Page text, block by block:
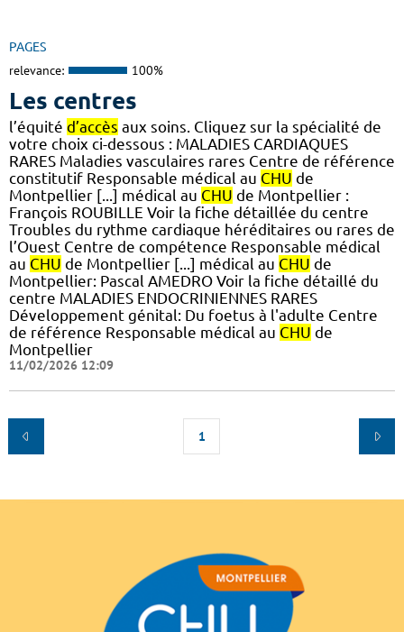
PAGES
relevance: 100%
Les centres
l’équité d’accès aux soins. Cliquez sur la spécialité de
votre choix ci-dessous : MALADIES CARDIAQUES
RARES Maladies vasculaires rares Centre de référence
constitutif Responsable médical au CHU de
Montpellier [...] médical au CHU de Montpellier :
François ROUBILLE Voir la fiche détaillée du centre
Troubles du rythme cardiaque héréditaires ou rares de
l’Ouest Centre de compétence Responsable médical
au CHU de Montpellier [...] médical au CHU de
Montpellier: Pascal AMEDRO Voir la fiche détaillé du
centre MALADIES ENDOCRINIENNES RARES
Développement génital: Du foetus à l'adulte Centre
de référence Responsable médical au CHU de
Montpellier
11/02/2026 12:09
1